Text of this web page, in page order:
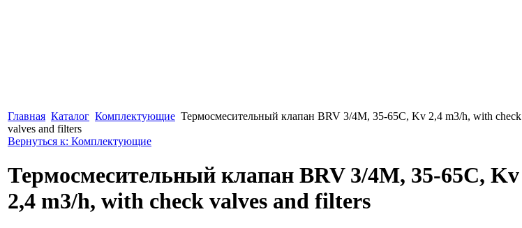
Главная Каталог Комплектующие Термосмесительный клапан BRV 3/4M, 35-65C, Kv 2,4 m3/h, with check
valves and filters
Вернуться к: Комплектующие
Термосмесительный клапан BRV 3/4M, 35-65C, Kv
2,4 m3/h, with check valves and filters